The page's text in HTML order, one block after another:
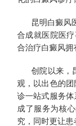
昆明白癜风
合成就医院医
合治疗白癜风拥
创院以来，
观，以出色的
诊一站式服务
成了服务为核
究，同时更让患